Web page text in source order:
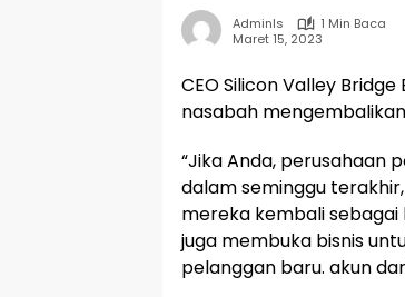
Adminls
1 Min Baca
Maret 15, 2023
CEO Silicon Valley
nasabah
“Jika Anda, perusahaan
dalam seminggu
mereka kembali sebagai
juga membuka bisnis
pelanggan baru. akun